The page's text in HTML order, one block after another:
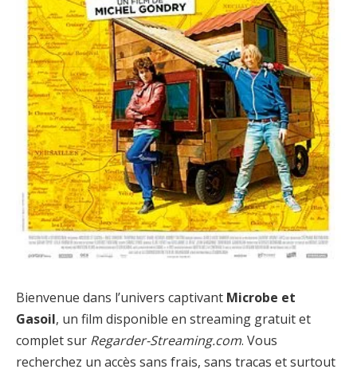
Bienvenue dans l’univers captivant Microbe et
Gasoil, un film disponible en streaming gratuit et
complet sur Regarder-Streaming.com. Vous
recherchez un accès sans frais, sans tracas et surtout